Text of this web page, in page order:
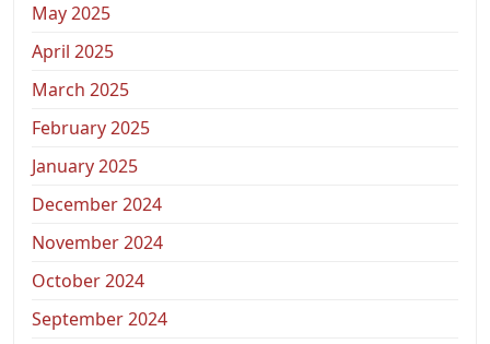
May 2025
April 2025
March 2025
February 2025
January 2025
December 2024
November 2024
October 2024
September 2024